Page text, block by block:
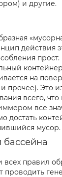
и другие.
действия
на
прочее). Это
всего, что
все
достать
мусор.
бассейна
правил
проводить